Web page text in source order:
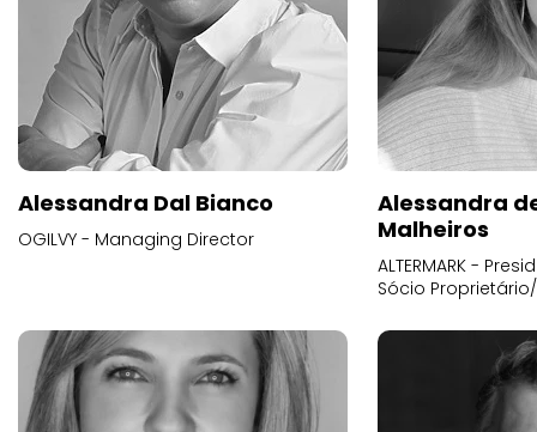
Alessandra Dal Bianco
OGILVY - Managing Director
Alessandra
Malheiros
ALTERMARK -
Sócio